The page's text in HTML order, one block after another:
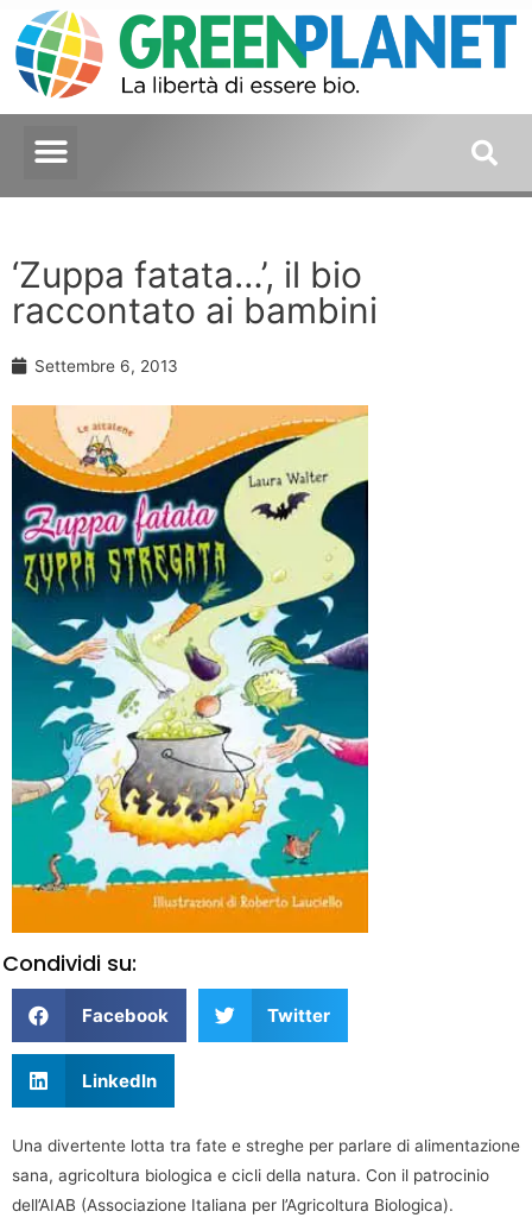
‘Zuppa fatata…’, il bio
raccontato ai bambini
Settembre 6, 2013
Condividi su:
Facebook Twitter
LinkedIn
Una divertente lotta tra fate e streghe per parlare di alimentazione
sana, agricoltura biologica e cicli della natura. Con il patrocinio
dell’AIAB (Associazione Italiana per l’Agricoltura Biologica).